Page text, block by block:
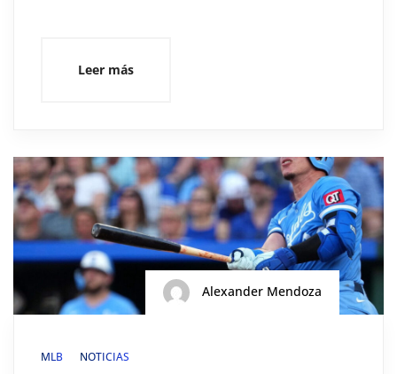
Leer más
Alexander Mendoza
MLB NOTICIAS